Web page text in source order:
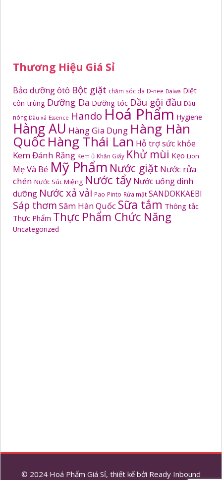
Thương Hiệu Giá Sỉ
Bảo dưỡng ôtô Bột giặt chăm sóc da D-nee Daiwa Diệt
côn trùng Dưỡng Da Dưỡng tóc Dầu gội đầu Dầu
nóng Dầu xả Essence Hando Hoá Phẩm Hygiene
Hàng AU Hàng Gia Dụng Hàng Hàn
Quốc Hàng Thái Lan Hỗ trợ sức khỏe
Kem Đánh Răng Kem ủ Khăn Giấy Khử mùi Kẹo Lion
Mẹ Và Bé Mỹ Phẩm Nước giặt Nước rửa
chén Nước Súc Miệng Nước tẩy Nước uống dinh
dưỡng Nước xả vải Pao Pinto Rửa mặt SANDOKKAEBI
Sáp thơm Sâm Hàn Quốc Sữa tắm Thông tắc
Thực Phẩm Thực Phẩm Chức Năng
Uncategorized
© 2024 Hoá Phẩm Giá Sỉ, thiết kế bởi Ready Inbound